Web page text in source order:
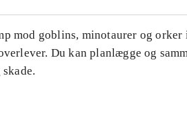
mod goblins, minotaurer og orker
Du kan planlægge og